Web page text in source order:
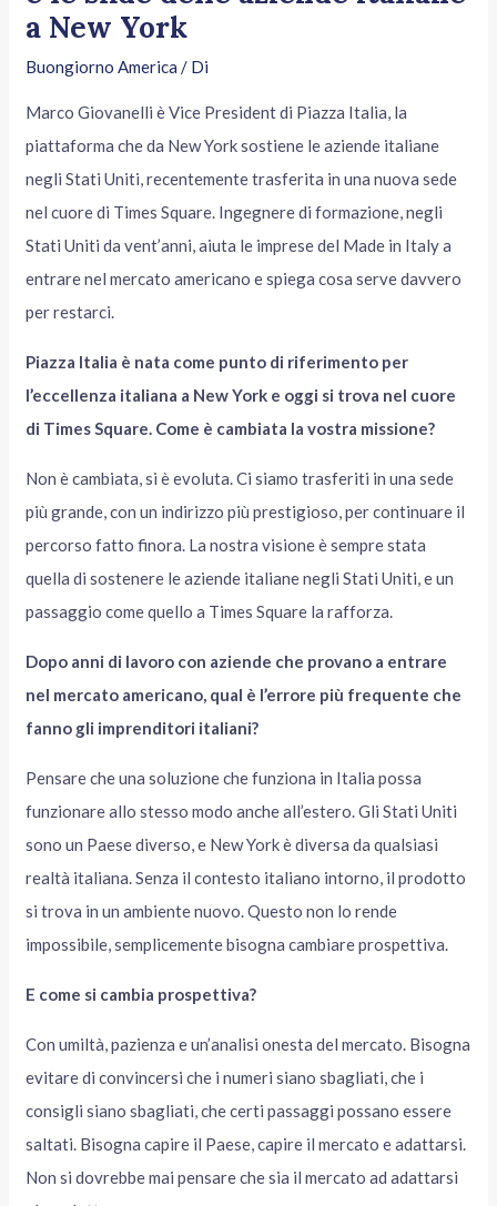
a New York
Buongiorno America / Di
Marco Giovanelli è Vice President di Piazza Italia, la
piattaforma che da New York sostiene le aziende italiane
negli Stati Uniti, recentemente trasferita in una nuova sede
nel cuore di Times Square. Ingegnere di formazione, negli
Stati Uniti da vent’anni, aiuta le imprese del Made in Italy a
entrare nel mercato americano e spiega cosa serve davvero
per restarci.
Piazza Italia è nata come punto di riferimento per
l’eccellenza italiana a New York e oggi si trova nel cuore
di Times Square. Come è cambiata la vostra missione?
Non è cambiata, si è evoluta. Ci siamo trasferiti in una sede
più grande, con un indirizzo più prestigioso, per continuare il
percorso fatto finora. La nostra visione è sempre stata
quella di sostenere le aziende italiane negli Stati Uniti, e un
passaggio come quello a Times Square la rafforza.
Dopo anni di lavoro con aziende che provano a entrare
nel mercato americano, qual è l’errore più frequente che
fanno gli imprenditori italiani?
Pensare che una soluzione che funziona in Italia possa
funzionare allo stesso modo anche all’estero. Gli Stati Uniti
sono un Paese diverso, e New York è diversa da qualsiasi
realtà italiana. Senza il contesto italiano intorno, il prodotto
si trova in un ambiente nuovo. Questo non lo rende
impossibile, semplicemente bisogna cambiare prospettiva.
E come si cambia prospettiva?
Con umiltà, pazienza e un’analisi onesta del mercato. Bisogna
evitare di convincersi che i numeri siano sbagliati, che i
consigli siano sbagliati, che certi passaggi possano essere
saltati. Bisogna capire il Paese, capire il mercato e adattarsi.
Non si dovrebbe mai pensare che sia il mercato ad adattarsi